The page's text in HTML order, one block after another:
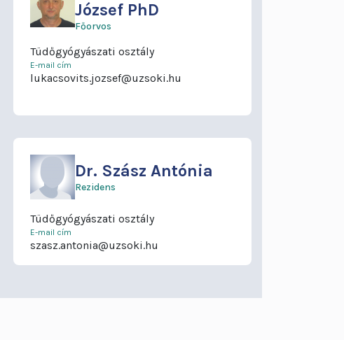
József PhD
Főorvos
Tüdőgyógyászati osztály
E-mail cím
lukacsovits.jozsef@uzsoki.hu
Dr. Szász Antónia
Rezidens
Tüdőgyógyászati osztály
E-mail cím
szasz.antonia@uzsoki.hu